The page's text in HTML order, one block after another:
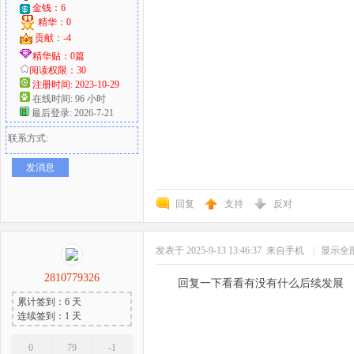
金钱：6
精华：0
贡献：-4
精华贴：0篇
阅读权限：30
注册时间: 2023-10-29
在线时间: 96 小时
最后登录: 2026-7-21
联系方式:
发消息
回复 支持 反对
2810779326
累计签到：6 天
连续签到：1 天
0
79
-1
发表于 2025-9-13 13:46:37 来自手机 显示全
回复一下看看有没有什么后续发展